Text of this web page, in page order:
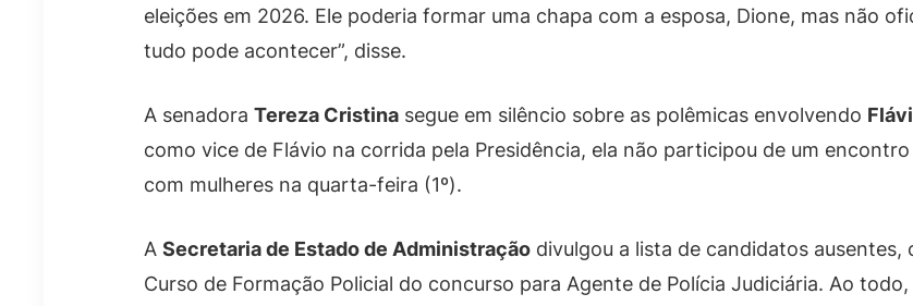
eleições em 2026. Ele poderia formar uma chapa com a esposa, Dione, mas não
tudo pode acontecer”, disse.
A senadora Tereza Cristina segue em silêncio sobre as polêmicas envolvendo
como vice de Flávio na corrida pela Presidência, ela não participou de um
com mulheres na quarta-feira (1º).
A Secretaria de Estado de Administração divulgou a lista de candidatos
Curso de Formação Policial do concurso para Agente de Polícia Judiciária. Ao